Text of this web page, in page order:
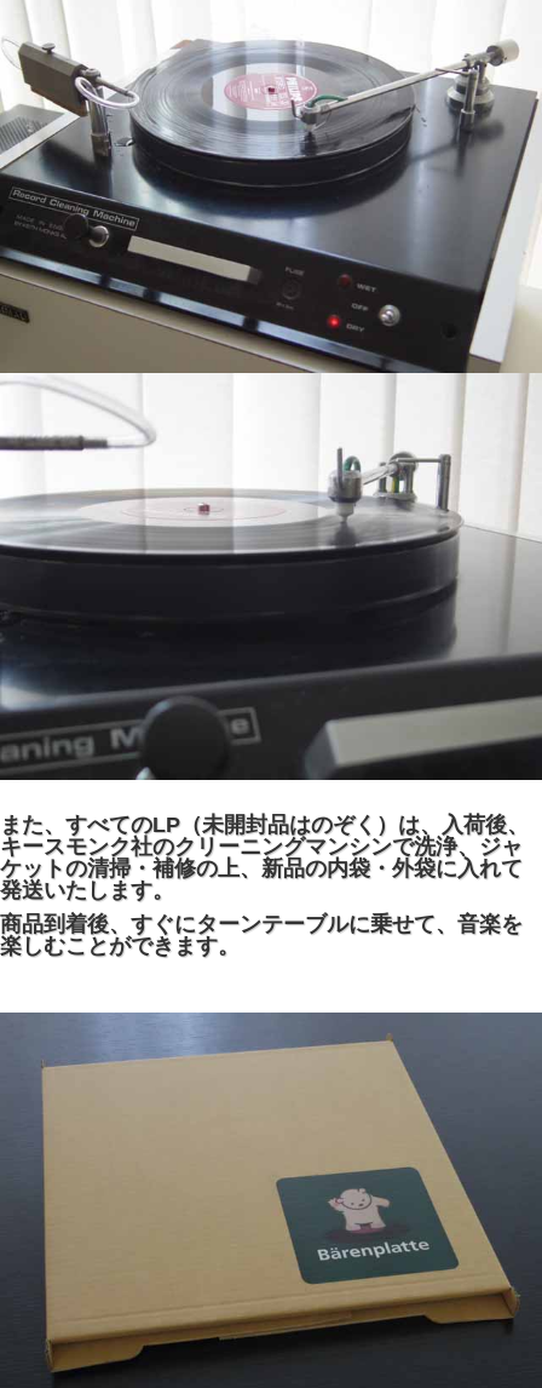
また、すべてのLP（未開封品はのぞく）は、入荷後、
キースモンク社のクリーニングマンシンで洗浄、ジャ
ケットの清掃・補修の上、新品の内袋・外袋に入れて
発送いたします。
商品到着後、すぐにターンテーブルに乗せて、音楽を
楽しむことができます。